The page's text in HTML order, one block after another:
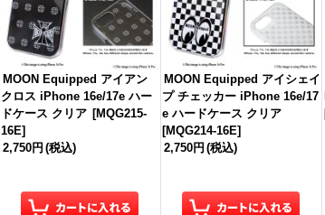
MOON Equipped アイアン
クロス iPhone 16e/17e ハー
ドケース クリア [MQG215-
16E]
2,750円 (税込)
MOON Equipped アイシェイ
プ チェッカー iPhone 16e/17
e ハードケース クリア
[MQG214-16E]
2,750円 (税込)